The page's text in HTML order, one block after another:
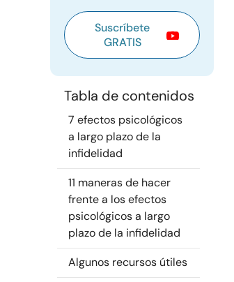
Suscríbete
GRATIS
Tabla de contenidos
7 efectos psicológicos
a largo plazo de la
infidelidad
11 maneras de hacer
frente a los efectos
psicológicos a largo
plazo de la infidelidad
Algunos recursos útiles